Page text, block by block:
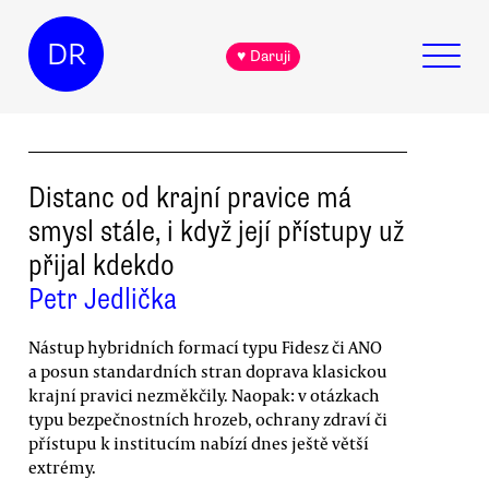
DR ♥ Daruji
Distanc od krajní pravice má
smysl stále, i když její přístupy už
přijal kdekdo
Petr Jedlička
Nástup hybridních formací typu Fidesz či ANO
a posun standardních stran doprava klasickou
krajní pravici nezměkčily. Naopak: v otázkach
typu bezpečnostních hrozeb, ochrany zdraví či
přístupu k institucím nabízí dnes ještě větší
extrémy.